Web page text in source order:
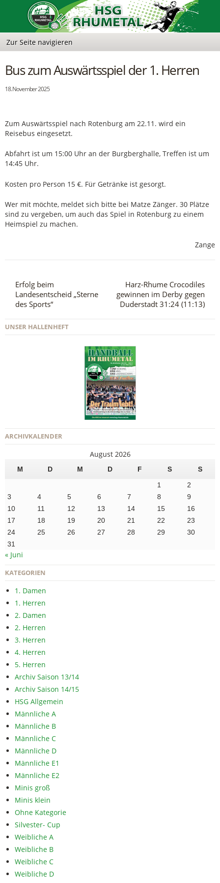
Bus zum Auswärtsspiel der 1. Herren
18. November 2025
Zum Auswärtsspiel nach Rotenburg am 22.11. wird ein
Reisebus eingesetzt.
Abfahrt ist um 15:00 Uhr an der Burgberghalle, Treffen ist um
14:45 Uhr.
Kosten pro Person 15 €. Für Getränke ist gesorgt.
Wer mit möchte, meldet sich bitte bei Matze Zänger. 30 Plätze
sind zu vergeben, um auch das Spiel in Rotenburg zu einem
Heimspiel zu machen.
Zange
Erfolg beim
Landesentscheid „Sterne
des Sports“
Harz-Rhume Crocodiles
gewinnen im Derby gegen
Duderstadt 31:24 (11:13)
UNSER HALLENHEFT
ARCHIVKALENDER
August 2026
M D M D F S
S
1
2
3
4 5 6 7 8
9
10
11 12 13 14 15
16
17
18 19 20 21 22
23
24
25 26 27 28 29
30
31
« Juni
KATEGORIEN
1. Damen
1. Herren
2. Damen
2. Herren
3. Herren
4. Herren
5. Herren
Archiv Saison 13/14
Archiv Saison 14/15
HSG Allgemein
Männliche A
Männliche B
Männliche C
Männliche D
Männliche E1
Männliche E2
Minis groß
Minis klein
Ohne Kategorie
Silvester- Cup
Weibliche A
Weibliche B
Weibliche C
Weibliche D